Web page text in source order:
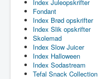
Index Juleopskrifter
Fondant
Index Brød opskrifter
Index Slik opskrifter
Skolemad
Index Slow Juicer
Index Halloween
Index Sodastream
Tefal Snack Collection